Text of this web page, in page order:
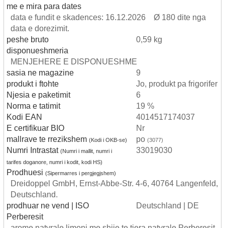
me e mira para dates
data e fundit e skadences: 16.12.2026 Ø 180 dite nga
data e dorezimit.
peshe bruto
0,59 kg
disponueshmeria
MENJEHERE E DISPONUESHME
sasia ne magazine
9
produkt i ftohte
Jo, produkt pa frigorifer
Njesia e paketimit
6
Norma e tatimit
19 %
Kodi EAN
4014517174037
E certifikuar BIO
Nr
mallrave te rrezikshem (Kodi i OKB-se) po (3077)
Numri Intrastat (Numri i mallit, numri i
tarifes doganore, numri i kodit, kodi HS)
33019030
Prodhuesi (Sipermarres i pergjegjshem)
Dreidoppel GmbH, Ernst-Abbe-Str. 4-6, 40764 Langenfeld,
Deutschland.
prodhuar ne vend | ISO
Deutschland | DE
Perberesit